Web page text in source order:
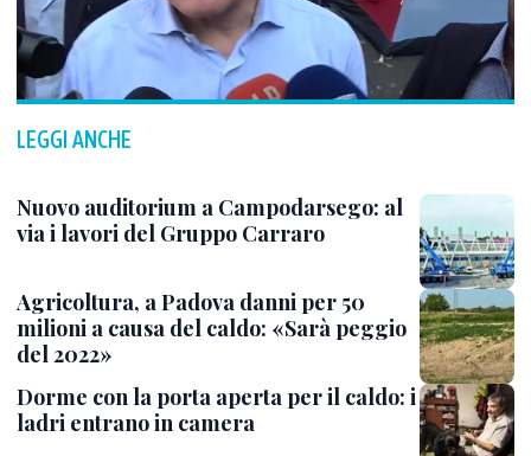
LEGGI ANCHE
Nuovo auditorium a Campodarsego: al
via i lavori del Gruppo Carraro
Agricoltura, a Padova danni per 50
milioni a causa del caldo: «Sarà peggio
del 2022»
Dorme con la porta aperta per il caldo: i
ladri entrano in camera